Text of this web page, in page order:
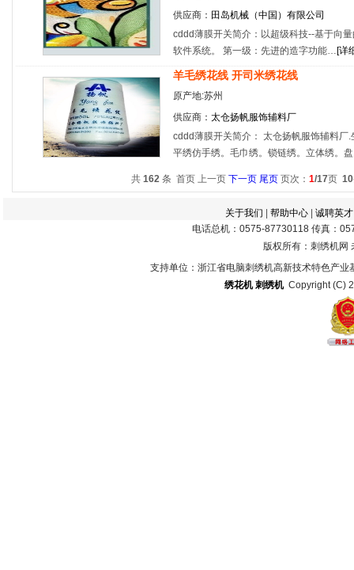
供应商： 田岛机械（中国）有限公司
cddd薄膜开关简介：以超级科技--基于向
软件系统。 第一级：先进的造字功能…[详
羊毛绣花线 开司米绣花线
原产地:苏州
供应商： 太仓扬帆服饰辅料厂
cddd薄膜开关简介： 太仓扬帆服饰辅料厂
平绣仿手绣。毛巾绣。锁链绣。立体绣。
共 162条 首页 上一页 下一页 尾页页次： 1/17页 10
关于我们 帮助中心| 诚聘英才
电话总机：0575-87730118 传真：
版权所有：刺绣机网
支持单位：浙江省电脑刺绣机高新技术特色产
绣花机 刺绣机Copyright (C)